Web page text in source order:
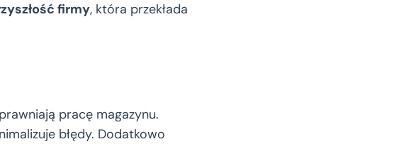
firmy, która przekłada
pracę magazynu.
błędy. Dodatkowo